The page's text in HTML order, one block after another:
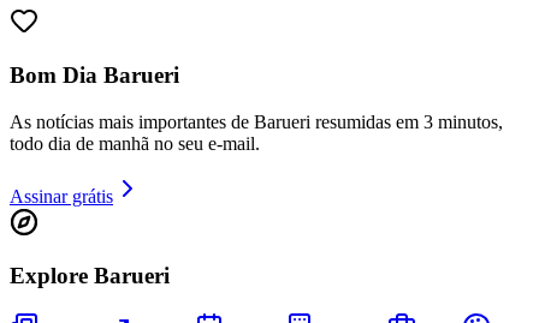
Athletico-PR
Bom Dia Barueri
As notícias mais importantes de Barueri resumidas em 3 minutos,
todo dia de manhã no seu e-mail.
Assinar grátis
Explore Barueri